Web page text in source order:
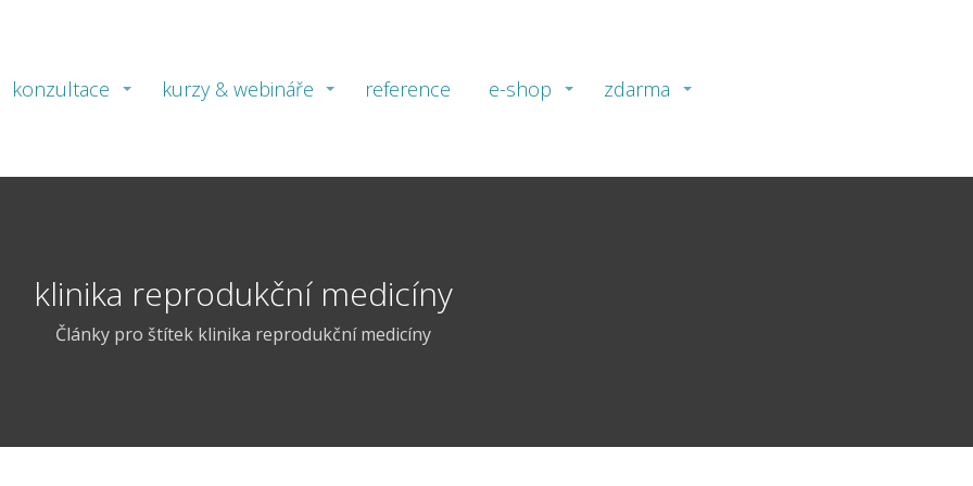
konzultace kurzy & webináře reference e-shop zdarma
klinika reprodukční medicíny
Články pro štítek klinika reprodukční medicíny